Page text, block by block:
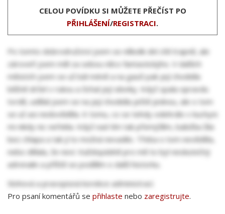
CELOU POVÍDKU SI MŮŽETE PŘEČÍST PO
PŘIHLÁŠENÍ/REGISTRACI.
Po tomto dobrodružství jsem se několik dní cítil trapně, ale
zároveň jsem měl za sebou něco fantastickýho. V dalších
měsících jsem se už bál méně a na gauči pak její chodidla
běžně držel v rukou a čichal její silonky. Když spala opravdu
tvrdě, udělal jsem se na její chodidla ještě jednou, ale o tom
se už asi nedověděla. K tomu, co se tehdy odehrálo v kuchyni
mi nikdy nic neřekla. Když nad tím tak přemýšlím, babička žila
bez chlapa a tak jí to možná nevadilo. Třeba o tom nevěděla,
nebo dělala, že neví. Každopádně pro mě to byl neskutečný
adrenalin a příště se podělím o další historku.
Slohová a pravopisná korekce administrací.
Pro psaní komentářů se přihlaste nebo zaregistrujte.